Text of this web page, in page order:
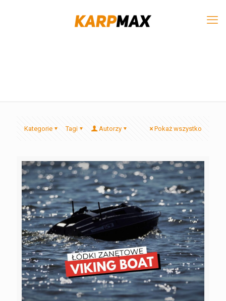
Kategorie Tagi Autorzy Pokaż wszystko